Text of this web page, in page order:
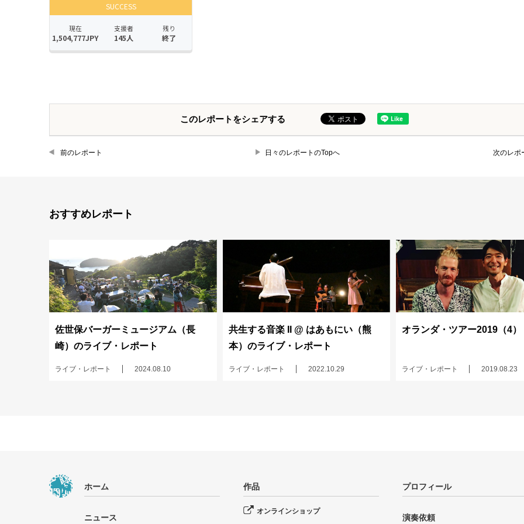
このレポートをシェアする
前のレポート 日々のレポートのTopへ 次のレポ
おすすめレポート
佐世保バーガーミュージアム（長
崎）のライブ・レポート
ライブ・レポート 2024.08.10
共生する音楽 II @ はあもにい（熊
本）のライブ・レポート
ライブ・レポート 2022.10.29
オランダ・ツアー2019（4）
ライブ・レポート 2019.08.23
ホーム
ニュース
作品
オンラインショップ
プロフィール
演奏依頼